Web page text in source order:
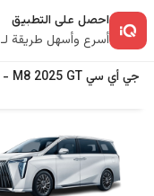
احصل على التطبيق
أسرع وأسهل طريقة لـ iQ Cars
جي أي سي M8 2025 GT
-